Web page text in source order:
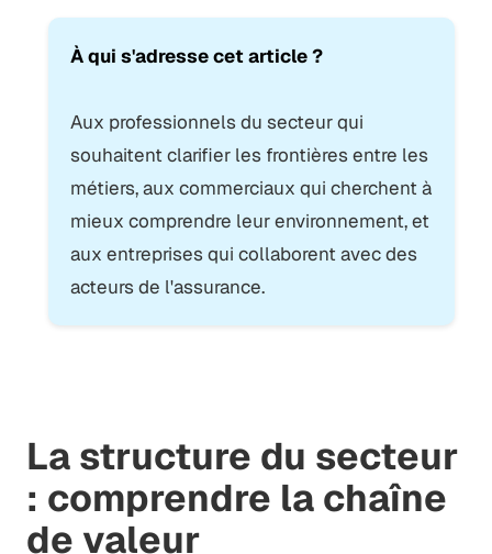
À qui s'adresse cet article ?
Aux professionnels du secteur qui
souhaitent clarifier les frontières entre les
métiers, aux commerciaux qui cherchent à
mieux comprendre leur environnement, et
aux entreprises qui collaborent avec des
acteurs de l'assurance.
La structure du secteur
: comprendre la chaîne
de valeur